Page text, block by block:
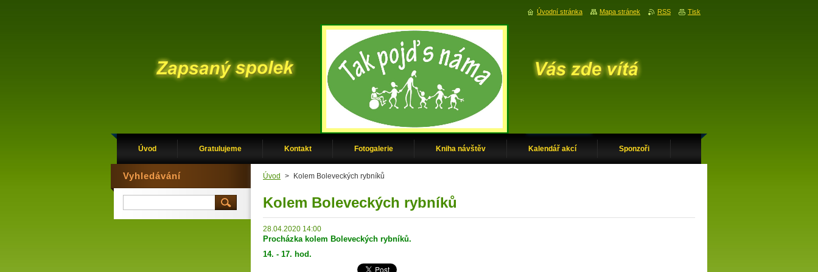
Úvod Gratulujeme Kontakt Fotogalerie Kniha návštěv Kalendář akcí Sponzoři
Úvod > Kolem Boleveckých rybníků
Kolem Boleveckých rybníků
28.04.2020 14:00
Procházka kolem Boleveckých rybníků.
14. - 17. hod.
Vyhledávání
Úvodní stránka Mapa stránek RSS Tisk